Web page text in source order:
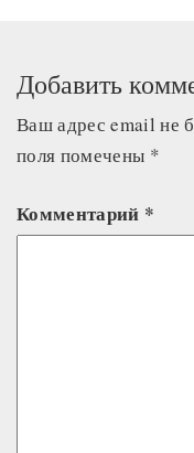
Добавить
Ваш адрес email не
поля помечены *
Комментарий *